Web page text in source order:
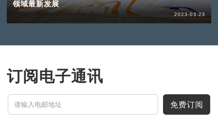
领域最新发展
2023-03-23
订阅电子通讯
免费订阅